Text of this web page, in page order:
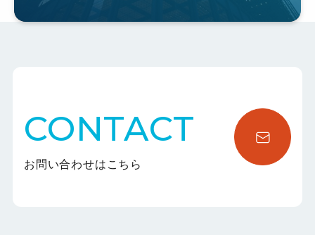
CONTACT
お問い合わせはこちら